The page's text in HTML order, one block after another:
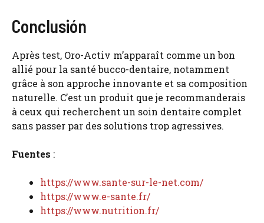
Conclusión
Après test, Oro-Activ m’apparaît comme un bon
allié pour la santé bucco-dentaire, notamment
grâce à son approche innovante et sa composition
naturelle. C’est un produit que je recommanderais
à ceux qui recherchent un soin dentaire complet
sans passer par des solutions trop agressives.
Fuentes :
https://www.sante-sur-le-net.com/
https://www.e-sante.fr/
https://www.nutrition.fr/